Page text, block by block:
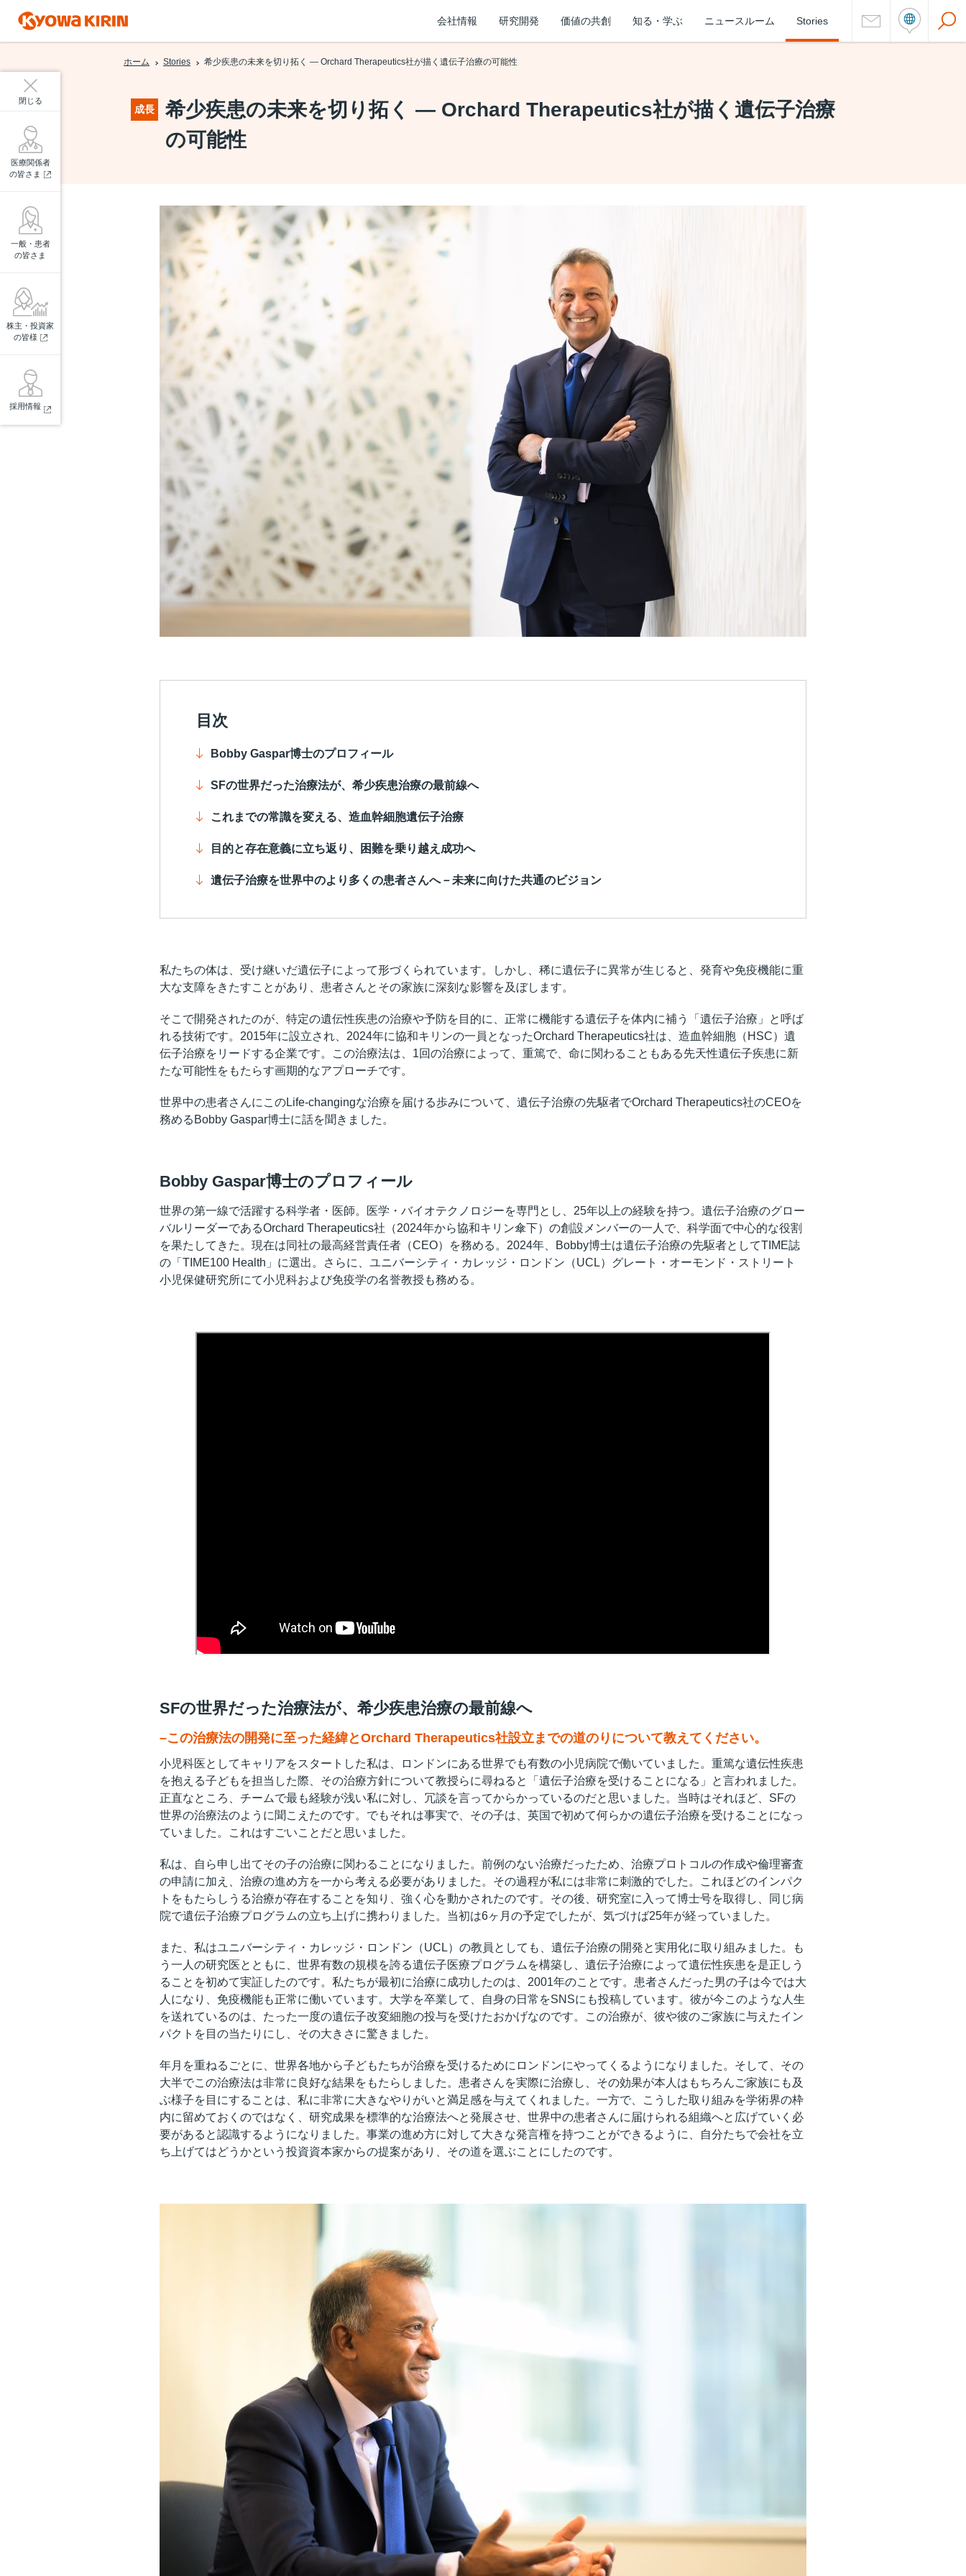
会社情報 研究開発 価値の共創 知る・学ぶ ニュースルーム Stories
閉じる
医療関係者
の皆さま
一般・患者
の皆さま
株主・投資家
の皆様
採用情報
ホーム Stories 希少疾患の未来を切り拓く ― Orchard Therapeutics社が描く遺伝子治療の可能性
成長
希少疾患の未来を切り拓く ― Orchard Therapeutics社が描く遺伝子治療
の可能性
目次
Bobby Gaspar博士のプロフィール
SFの世界だった治療法が、希少疾患治療の最前線へ
これまでの常識を変える、造血幹細胞遺伝子治療
目的と存在意義に立ち返り、困難を乗り越え成功へ
遺伝子治療を世界中のより多くの患者さんへ－未来に向けた共通のビジョン
私たちの体は、受け継いだ遺伝子によって形づくられています。しかし、稀に遺伝子に異常が生じると、発育や免疫機能に重
大な支障をきたすことがあり、患者さんとその家族に深刻な影響を及ぼします。
そこで開発されたのが、特定の遺伝性疾患の治療や予防を目的に、正常に機能する遺伝子を体内に補う「遺伝子治療」と呼ば
れる技術です。2015年に設立され、2024年に協和キリンの一員となったOrchard Therapeutics社は、造血幹細胞（HSC）遺
伝子治療をリードする企業です。この治療法は、1回の治療によって、重篤で、命に関わることもある先天性遺伝子疾患に新
たな可能性をもたらす画期的なアプローチです。
世界中の患者さんにこのLife-changingな治療を届ける歩みについて、遺伝子治療の先駆者でOrchard Therapeutics社のCEOを
務めるBobby Gaspar博士に話を聞きました。
Bobby Gaspar博士のプロフィール
世界の第一線で活躍する科学者・医師。医学・バイオテクノロジーを専門とし、25年以上の経験を持つ。遺伝子治療のグロー
バルリーダーであるOrchard Therapeutics社（2024年から協和キリン傘下）の創設メンバーの一人で、科学面で中心的な役割
を果たしてきた。現在は同社の最高経営責任者（CEO）を務める。2024年、Bobby博士は遺伝子治療の先駆者としてTIME誌
の「TIME100 Health」に選出。さらに、ユニバーシティ・カレッジ・ロンドン（UCL）グレート・オーモンド・ストリート
小児保健研究所にて小児科および免疫学の名誉教授も務める。
SFの世界だった治療法が、希少疾患治療の最前線へ
–この治療法の開発に至った経緯とOrchard Therapeutics社設立までの道のりについて教えてください。
小児科医としてキャリアをスタートした私は、ロンドンにある世界でも有数の小児病院で働いていました。重篤な遺伝性疾患
を抱える子どもを担当した際、その治療方針について教授らに尋ねると「遺伝子治療を受けることになる」と言われました。
正直なところ、チームで最も経験が浅い私に対し、冗談を言ってからかっているのだと思いました。当時はそれほど、SFの
世界の治療法のように聞こえたのです。でもそれは事実で、その子は、英国で初めて何らかの遺伝子治療を受けることになっ
ていました。これはすごいことだと思いました。
私は、自ら申し出てその子の治療に関わることになりました。前例のない治療だったため、治療プロトコルの作成や倫理審査
の申請に加え、治療の進め方を一から考える必要がありました。その過程が私には非常に刺激的でした。これほどのインパク
トをもたらしうる治療が存在することを知り、強く心を動かされたのです。その後、研究室に入って博士号を取得し、同じ病
院で遺伝子治療プログラムの立ち上げに携わりました。当初は6ヶ月の予定でしたが、気づけば25年が経っていました。
また、私はユニバーシティ・カレッジ・ロンドン（UCL）の教員としても、遺伝子治療の開発と実用化に取り組みました。も
う一人の研究医とともに、世界有数の規模を誇る遺伝子医療プログラムを構築し、遺伝子治療によって遺伝性疾患を是正しう
ることを初めて実証したのです。私たちが最初に治療に成功したのは、2001年のことです。患者さんだった男の子は今では大
人になり、免疫機能も正常に働いています。大学を卒業して、自身の日常をSNSにも投稿しています。彼が今このような人生
を送れているのは、たった一度の遺伝子改変細胞の投与を受けたおかげなのです。この治療が、彼や彼のご家族に与えたイン
パクトを目の当たりにし、その大きさに驚きました。
年月を重ねるごとに、世界各地から子どもたちが治療を受けるためにロンドンにやってくるようになりました。そして、その
大半でこの治療法は非常に良好な結果をもたらしました。患者さんを実際に治療し、その効果が本人はもちろんご家族にも及
ぶ様子を目にすることは、私に非常に大きなやりがいと満足感を与えてくれました。一方で、こうした取り組みを学術界の枠
内に留めておくのではなく、研究成果を標準的な治療法へと発展させ、世界中の患者さんに届けられる組織へと広げていく必
要があると認識するようになりました。事業の進め方に対して大きな発言権を持つことができるように、自分たちで会社を立
ち上げてはどうかという投資資本家からの提案があり、その道を選ぶことにしたのです。